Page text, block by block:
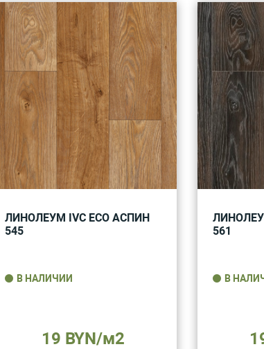
ЛИНОЛЕУМ IVC ECO АСПИН
545
В НАЛИЧИИ
19 BYN/м2
561
В